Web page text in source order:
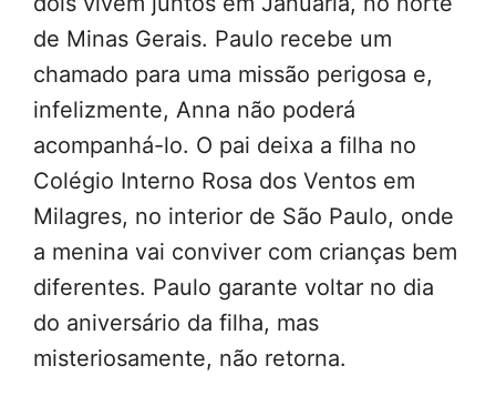
de Minas Gerais. Paulo recebe um
chamado para uma missão perigosa e,
infelizmente, Anna não poderá
acompanhá-lo. O pai deixa a filha no
Colégio Interno Rosa dos Ventos em
Milagres, no interior de São Paulo, onde
a menina vai conviver com crianças bem
diferentes. Paulo garante voltar no dia
do aniversário da filha, mas
misteriosamente, não retorna.